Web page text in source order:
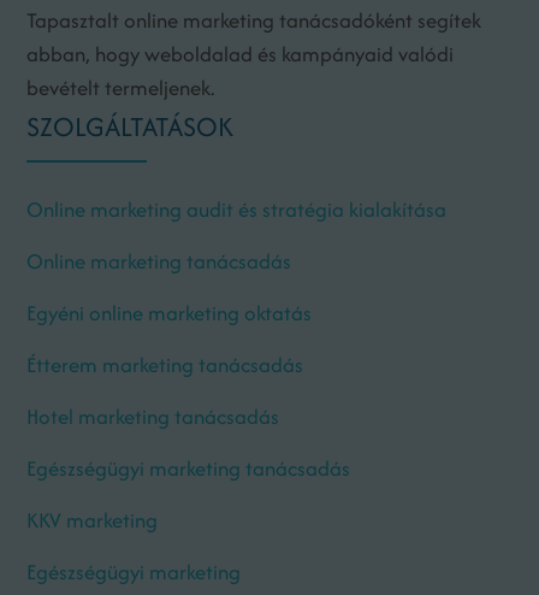
Tapasztalt online marketing tanácsadóként segítek
abban, hogy weboldalad és kampányaid valódi
bevételt termeljenek.
SZOLGÁLTATÁSOK
Online marketing audit és stratégia kialakítása
Online marketing tanácsadás
Egyéni online marketing oktatás
Étterem marketing tanácsadás
Hotel marketing tanácsadás
Egészségügyi marketing tanácsadás
KKV marketing
Egészségügyi marketing